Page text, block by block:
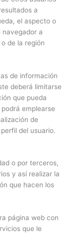
a
el aspecto o
a
de la región
de información
deberá limitarse
que pueda
emplearse
de
del usuario.
o por terceros,
y así realizar la
que hacen los
página web con
que le